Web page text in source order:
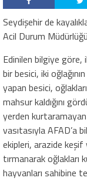
Seydişehir de
Acil Durum
Edinilen bilgiye göre,
bir besici, iki
yapan besici,
mahsur kaldığını
yerden kurtaramayan
vasıtasıyla AFAD’a
ekipleri, arazide keşif
tırmanarak oğlakları
hayvanları sahibine